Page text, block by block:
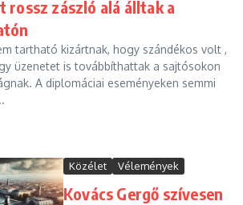
rossz zászló alá álltak a
tartható kizártnak, hogy szándékos volt ,
üzenetet is továbbíthattak a sajtósokon
A diplomáciai eseményeken semmi
Közélet Vélemények
Kovács Gergő szívesen